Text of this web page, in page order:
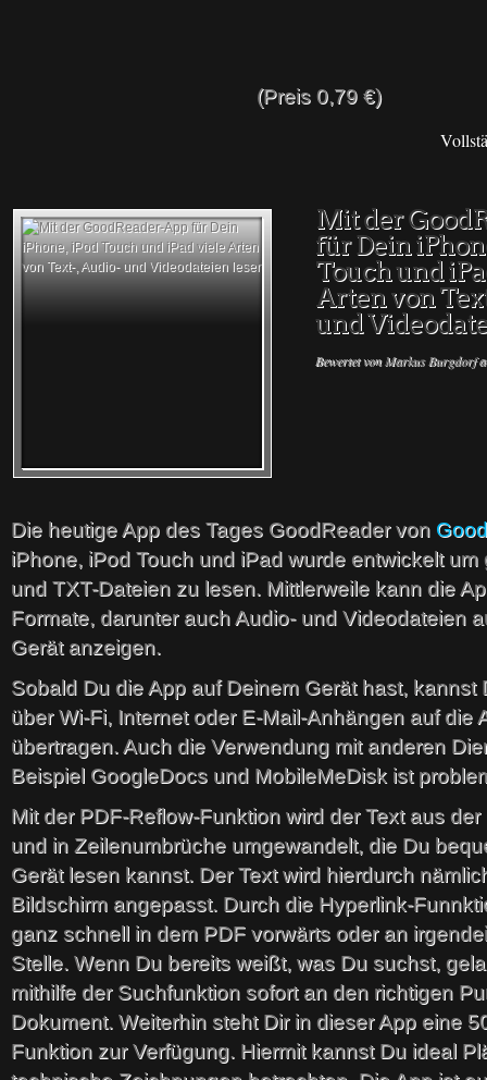
(Preis 0,79 €)
Mit der
für Dein
Touch und
Arten von
und
Bewertet vonMarkus Burgdorf
Die heutige App des Tages GoodReader von
iPhone, iPod Touch und iPad wurde entwickelt um
und TXT-Dateien zu lesen. Mittlerweile kann die
Formate, darunter auch Audio- und Videodateien
Gerät anzeigen.
Sobald Du die App auf Deinem Gerät hast, kannst
über Wi-Fi, Internet oder E-Mail-Anhängen auf die
übertragen. Auch die Verwendung mit anderen
Beispiel GoogleDocs und MobileMeDisk ist
Mit der PDF-Reflow-Funktion wird der Text aus der
und in Zeilenumbrüche umgewandelt, die Du
Gerät lesen kannst. Der Text wird hierdurch
Bildschirm angepasst. Durch die Hyperlink-
ganz schnell in dem PDF vorwärts oder an
Stelle. Wenn Du bereits weißt, was Du suchst,
mithilfe der Suchfunktion sofort an den richtigen
Dokument. Weiterhin steht Dir in dieser App eine
Funktion zur Verfügung. Hiermit kannst Du ideal